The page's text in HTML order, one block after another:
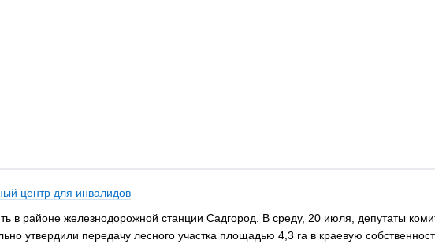
центр для инвалидов
в районе железнодорожной станции Садгород. В среду, 20 июля, депутаты
утвердили передачу лесного участка площадью 4,3 га в краевую